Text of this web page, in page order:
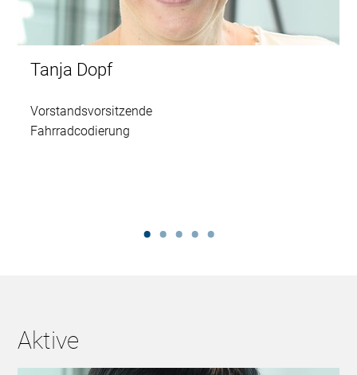
Tanja Dopf
Vorstandsvorsitzende
Fahrradcodierung
Aktive